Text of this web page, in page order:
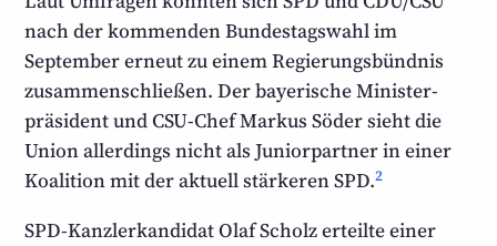
nach der kommenden Bundestags­wahl im
September erneut zu einem Regierungs­bündnis
zusammen­schließen. Der bayerische Minister­
präsident und CSU-Chef Markus Söder sieht die
Union allerdings nicht als Junior­partner in einer
Koalition mit der aktuell stärkeren SPD.2
SPD-Kanzlerkandidat Olaf Scholz erteilte einer